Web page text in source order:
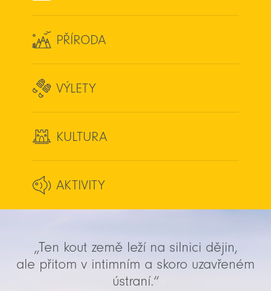
PŘÍRODA
VÝLETY
KULTURA
AKTIVITY
„Ten kout země leží na silnici dějin,
ale přitom v intimním a skoro uzavřeném
ústraní.“